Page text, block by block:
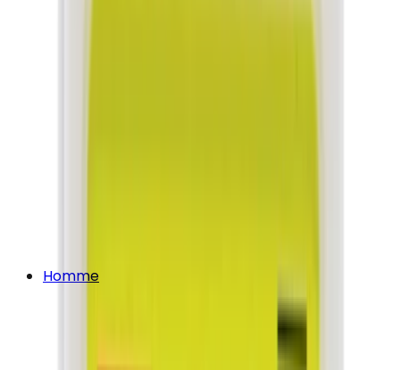
Homme